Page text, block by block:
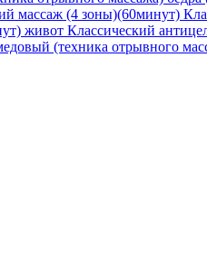
массаж (4 зоны)(60минут)
живот Классический
(техника отрывного